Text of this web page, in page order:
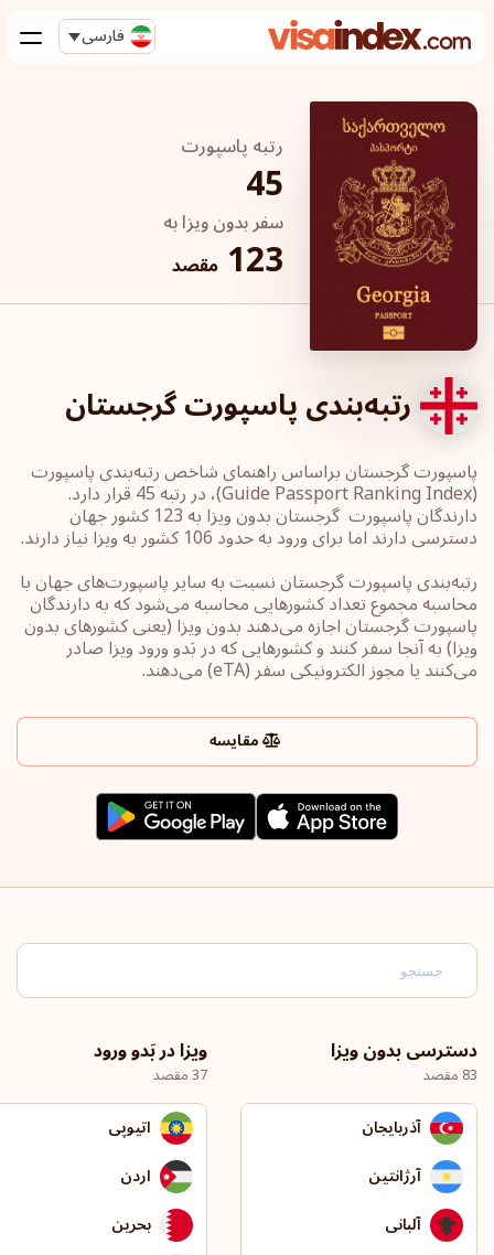
فارسی
رتبه پاسپورت
45
سفر بدون ویزا به
123 مقصد
رتبه‌بندی پاسپورت گرجستان
پاسپورت‎ گرجستان ‎براساس راهنمای شاخص رتبه‌بندی پاسپورت
‏(Guide Passport ‎Ranking Index)، در رتبه 45 قرار دارد.
دارندگان پاسپورت ‏‎ گرجستان بدون ویزا به 123 کشور جهان
رتبه‌بندی پاسپورت‎ گرجستان ‎نسبت به سایر ‏پاسپورت‌های جهان با
محاسبه مجموع تعداد کشورهایی محاسبه می‌شود که به دارندگان
پاسپورت ‎‎گرجستان ‎اجازه می‌دهند بدون ویزا (یعنی کشورهای ‏بدون
ویزا) به آنجا سفر کنند و کشورهایی که در بَدو ورود ویزا صادر
می‌کنند یا ‏مجوز الکترونیکی سفر ‏‎(eTA)‎‏ می‌دهند.
مقایسه
دسترسی بدون ویزا
83 مقصد
آذربایجان
آرژانتین
آلبانی
ویزا در بَدو ورود
37 مقصد
اتیوپی
اردن
بحرین